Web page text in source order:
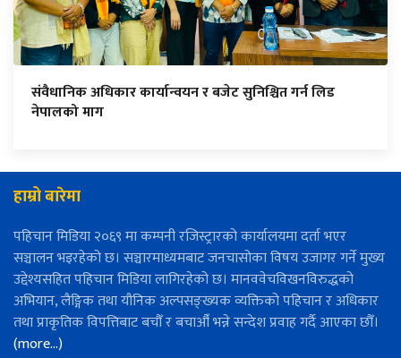
संवैधानिक अधिकार कार्यान्वयन र बजेट सुनिश्चित गर्न लिड
नेपालको माग
हाम्रो बारेमा
पहिचान मिडिया २०६९ मा कम्पनी रजिस्ट्रारको कार्यालयमा दर्ता भएर
सञ्चालन भइरहेको छ। सञ्चारमाध्यमबाट जनचासोका विषय उजागर गर्ने मुख्य
उद्देश्यसहित पहिचान मिडिया लागिरहेको छ। मानववेचविखनविरुद्धको
अभियान, लैङ्गिक तथा यौनिक अल्पसङ्ख्यक व्यक्तिको पहिचान र अधिकार
तथा प्राकृतिक विपत्तिबाट बचौँ र बचाऔँ भन्ने सन्देश प्रवाह गर्दै आएका छौँ।
(more…)